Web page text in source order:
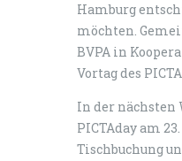
Hamburg
möchten.
BVPA in
Vortag des
In der nächsten
PICTAday am
Tischbuchung